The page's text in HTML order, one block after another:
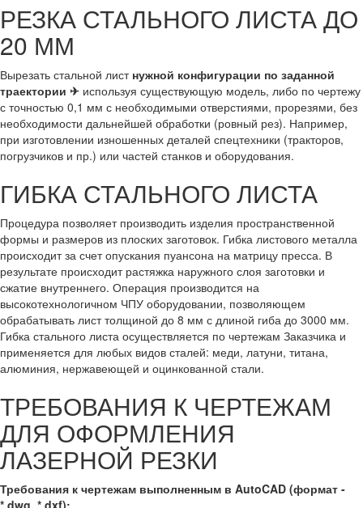
РЕЗКА СТАЛЬНОГО ЛИСТА ДО
20 ММ
Вырезать стальной лист нужной конфигурации по заданной
траектории ✈ используя существующую модель, либо по чертежу
с точностью 0,1 мм с необходимыми отверстиями, прорезями, без
необходимости дальнейшей обработки (ровный рез). Например,
при изготовлении изношенных деталей спецтехники (тракторов,
погрузчиков и пр.) или частей станков и оборудования.
ГИБКА СТАЛЬНОГО ЛИСТА
Процедура позволяет производить изделия пространственной
формы и размеров из плоских заготовок. Гибка листового металла
происходит за счет опускания пуансона на матрицу пресса. В
результате происходит растяжка наружного слоя заготовки и
сжатие внутреннего. Операция производится на
высокотехнологичном ЧПУ оборудовании, позволяющем
обрабатывать лист толщиной до 8 мм с длиной гиба до 3000 мм.
Гибка стального листа осуществляется по чертежам Заказчика и
применяется для любых видов сталей: меди, латуни, титана,
алюминия, нержавеющей и оцинкованной стали.
ТРЕБОВАНИЯ К ЧЕРТЕЖАМ
ДЛЯ ОФОРМЛЕНИЯ
ЛАЗЕРНОЙ РЕЗКИ
Требования к чертежам выполненным в AutoCAD (формат -